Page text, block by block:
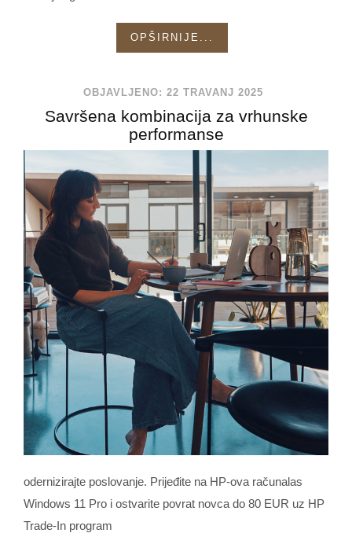
OPŠIRNIJE...
OBJAVLJENO: 22 TRAVANJ 2025
Savršena kombinacija za vrhunske
performanse
odernizirajte poslovanje. Prijeđite na HP-ova računalas
Windows 11 Pro i ostvarite povrat novca do 80 EUR uz HP
Trade-In program